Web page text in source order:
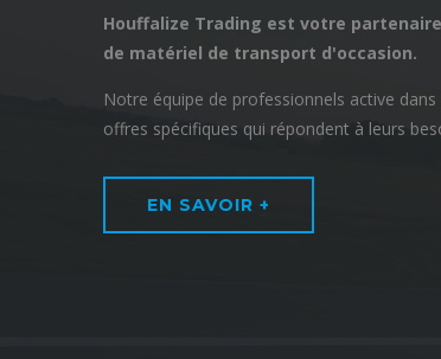
Houffalize Trading est votre
de matériel de transport d'occasion.
Notre équipe de professionnels active
offres spécifiques qui répondent à leurs
EN SAVOIR +